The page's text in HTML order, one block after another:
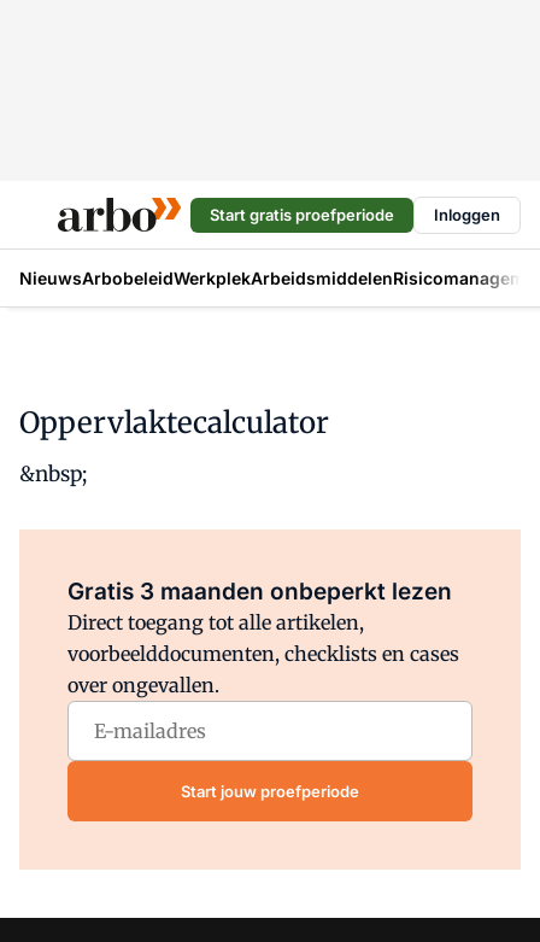
Start gratis proefperiode Inloggen
NieuwsArbobeleidWerkplekArbeidsmiddelen
Oppervlaktecalculator
&nbsp;
Gratis 3 maanden onbeperkt lezen
Direct toegang tot alle artikelen,
voorbeelddocumenten, checklists en cases
over ongevallen.
Start jouw proefperiode